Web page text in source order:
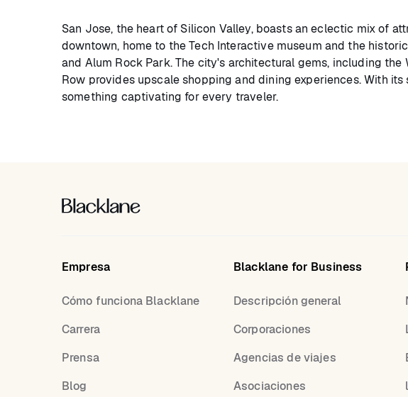
San Jose, the heart of Silicon Valley, boasts an eclectic mix of
downtown, home to the Tech Interactive museum and the
and Alum Rock Park. The city's architectural gems, including
Row provides upscale shopping and dining experiences. With
something captivating for every traveler.
Empresa
Cómo funciona Blacklane
Carrera
Prensa
Blog
Blacklane for Business
Descripción general
Corporaciones
Agencias de viajes
Asociaciones